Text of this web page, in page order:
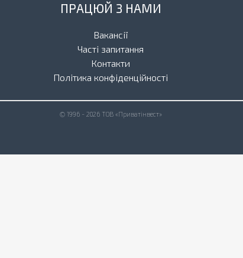
ПРАЦЮЙ З НАМИ
Вакансії
Часті запитання
Контакти
Політика конфіденційності
© 1996 - 2026 ТОВ «Приватінвест»